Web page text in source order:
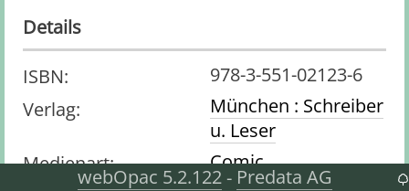
Details
ISBN:
978-3-551-02123-6
Verlag:
München : Schreiber
u. Leser
Medienart:
Comic
webOpac 5.2.122- Predata AG